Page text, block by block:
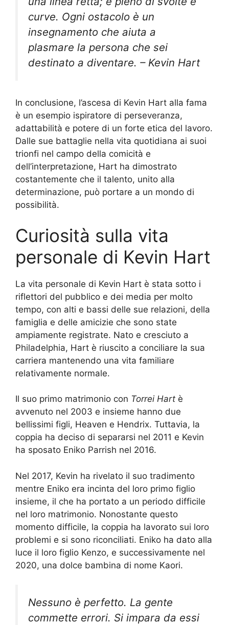
curve. Ogni ostacolo è un
insegnamento che aiuta a
plasmare la persona che sei
destinato a diventare. – Kevin Hart
In conclusione, l’ascesa di Kevin Hart alla fama
è un esempio ispiratore di perseveranza,
adattabilità e potere di un forte etica del lavoro.
Dalle sue battaglie nella vita quotidiana ai suoi
trionfi nel campo della comicità e
dell’interpretazione, Hart ha dimostrato
costantemente che il talento, unito alla
determinazione, può portare a un mondo di
possibilità.
Curiosità sulla vita
personale di Kevin Hart
La vita personale di Kevin Hart è stata sotto i
riflettori del pubblico e dei media per molto
tempo, con alti e bassi delle sue relazioni, della
famiglia e delle amicizie che sono state
ampiamente registrate. Nato e cresciuto a
Philadelphia, Hart è riuscito a conciliare la sua
carriera mantenendo una vita familiare
relativamente normale.
Il suo primo matrimonio con Torrei Hart è
avvenuto nel 2003 e insieme hanno due
bellissimi figli, Heaven e Hendrix. Tuttavia, la
coppia ha deciso di separarsi nel 2011 e Kevin
ha sposato Eniko Parrish nel 2016.
Nel 2017, Kevin ha rivelato il suo tradimento
mentre Eniko era incinta del loro primo figlio
insieme, il che ha portato a un periodo difficile
nel loro matrimonio. Nonostante questo
momento difficile, la coppia ha lavorato sui loro
problemi e si sono riconciliati. Eniko ha dato alla
luce il loro figlio Kenzo, e successivamente nel
2020, una dolce bambina di nome Kaori.
Nessuno è perfetto. La gente
commette errori. Si impara da essi